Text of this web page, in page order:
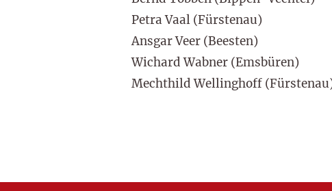
Petra Vaal (Fürstenau)
Ansgar Veer (Beesten)
Wichard Wabner (Emsbüren)
Mechthild Wellinghoff